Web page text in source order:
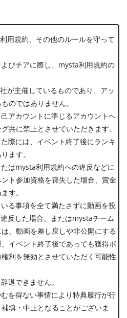
用規約、その他のルールを守って
びチアに際し、mysta利用規約の
が主催しているものであり、アッ
のではありません。
アカウントに準じるアカウントへ
共に禁止とさせていただきます。
際には、イベント終了後にランキ
ます。
はmysta利用規約への違反などに
ト参加資格を喪失した場合、賞金
す。
る事項を全て満たさずに動画を投
反した場合、またはmystaチーム
、動画を差し戻しや非公開にする
イベント終了後であっても獲得ポ
利を無効とさせていただく可能性
退できません。
を得ない事情により特典履行が行
填・中止となることがございま